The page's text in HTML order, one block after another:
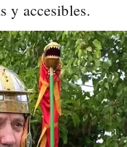
y accesibles.